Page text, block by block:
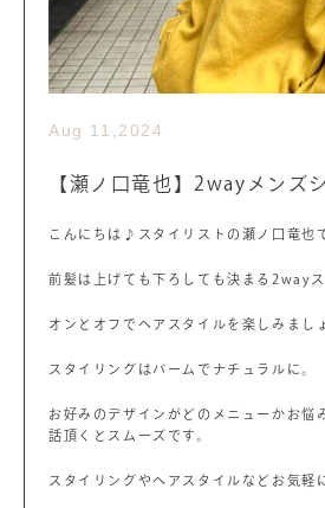
Aug 11,2024
【瀬ノ口竜也】2wayメンズ
こんにちは♪スタイリストの瀬ノ口竜也
前髪は上げても下ろしても決まる2wayス
オンとオフでヘアスタイルを楽しみまし
スタイリングはバームでナチュラルに。
お好みのデザインがどのメニューかお悩
話頂くとスムーズです。
スタイリングやヘアスタイルなどお気軽